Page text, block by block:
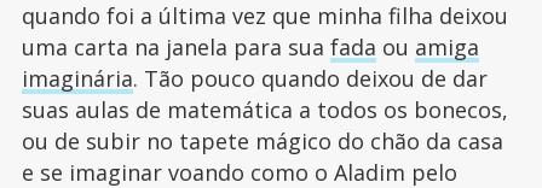
quando foi a última vez que minha filha deixou
uma carta na janela para sua fada ou amiga
imaginária. Tão pouco quando deixou de dar
suas aulas de matemática a todos os bonecos,
ou de subir no tapete mágico do chão da casa
e se imaginar voando como o Aladim pelo